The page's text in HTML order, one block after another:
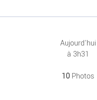
Aujourd'hui
à 3h31
10 Photos